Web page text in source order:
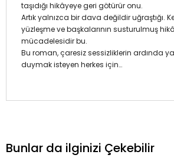
taşıdığı hikâyeye geri götürür onu.
Artık yalnızca bir dava değildir uğraştığı.
yüzleşme ve başkalarının susturulmuş
mücadelesidir bu.
Bu roman, çaresiz sessizliklerin ardında
duymak isteyen herkes için…
Bunlar da ilginizi Çekebilir